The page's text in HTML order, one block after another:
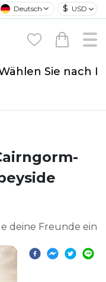
Deutsch $ USD
Sie nach
deine Freunde ein